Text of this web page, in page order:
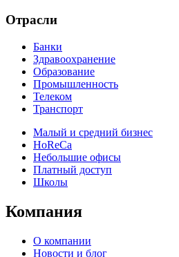
Отрасли
Банки
Здравоохранение
Образование
Промышленность
Телеком
Транспорт
Малый и средний бизнес
HoReCa
Небольшие офисы
Платный доступ
Школы
Компания
О компании
Новости и блог